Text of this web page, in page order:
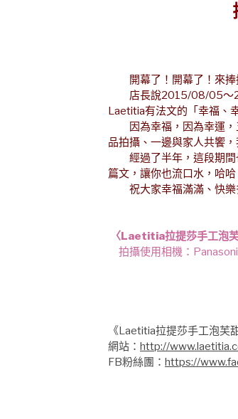
開幕了！開幕了！來捧
店長說2015/08/05～
Laetitia有法文的「幸福、
因為幸福，因為幸運，
品拍攝、一邊與家人共饗
經過了半年，這段期間
篇文，讓你也流口水，哈哈
祝大家幸福滿滿、快樂
◎海水
〈Laetitia拉提莎手工泡
拍攝使用相機：
《Laetitia拉提莎手工泡芙
網站： http://
FB粉絲團： https://